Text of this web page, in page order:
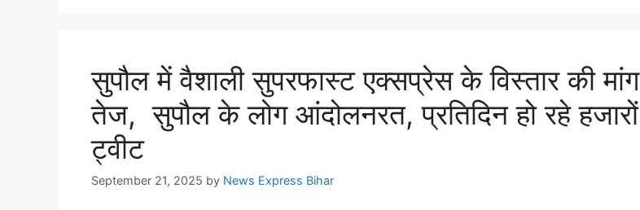
सुपौल में वैशाली सुपरफास्ट एक्सप्रेस के विस्तार की मांग
तेज, सुपौल के लोग आंदोलनरत, प्रतिदिन हो रहे हजारों
ट्वीट
September 21, 2025 by News Express Bihar